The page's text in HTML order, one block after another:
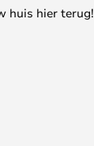
huis hier terug!